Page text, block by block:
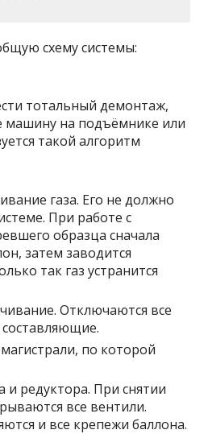
схему системы:
тотальный демонтаж,
машину на подъёмнике или
такой алгоритм
газа. Его не должно
При работе с
образца сначала
затем заводится
так газ устранится
Отключаются все
составляющие.
по которой
и редуктора. При снятии
все вентили.
и все крепежи баллона.